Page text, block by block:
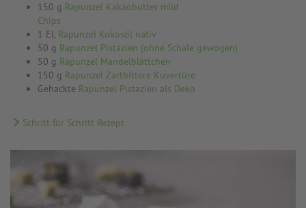
150 g Rapunzel Kakaobutter mild
Chips
1 EL Rapunzel Kokosöl nativ
50 g Rapunzel Pistazien (ohne Schale gewogen)
50 g Rapunzel Mandelblättchen
150 g Rapunzel Zartbittere Kuvertüre
Gehackte Rapunzel Pistazien als Deko
Schritt für Schritt Rezept